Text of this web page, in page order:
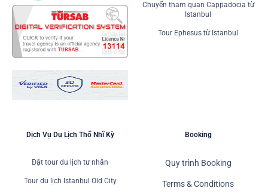
Chuyến tham quan Cappadocia từ
Istanbul
Tour Ephesus từ Istanbul
Dịch Vụ Du Lịch Thổ Nhĩ Kỳ
Đặt tour du lịch tư nhân
Tour du lịch Istanbul Old City
Booking
Quy trình Booking
Terms & Conditions